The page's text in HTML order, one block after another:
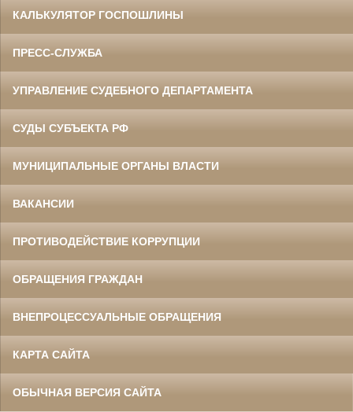
КАЛЬКУЛЯТОР ГОСПОШЛИНЫ
ПРЕСС-СЛУЖБА
УПРАВЛЕНИЕ СУДЕБНОГО ДЕПАРТАМЕНТА
СУДЫ СУБЪЕКТА РФ
МУНИЦИПАЛЬНЫЕ ОРГАНЫ ВЛАСТИ
ВАКАНСИИ
ПРОТИВОДЕЙСТВИЕ КОРРУПЦИИ
ОБРАЩЕНИЯ ГРАЖДАН
ВНЕПРОЦЕССУАЛЬНЫЕ ОБРАЩЕНИЯ
КАРТА САЙТА
ОБЫЧНАЯ ВЕРСИЯ САЙТА